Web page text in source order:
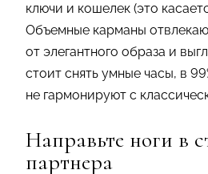
ключи и кошелек (это
Объемные карманы
от элегантного образа и
стоит снять умные часы, в
не гармонируют с
Направьте ноги в
партнера